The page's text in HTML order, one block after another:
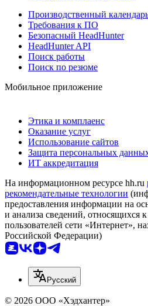
Производственный
Требования к ПО
Безопасный HeadHunter
HeadHunter API
Поиск работы
Поиск по резюме
Мобильное приложение
Этика и комплаенс
Оказание услуг
Использование сайтов
Защита персональных
ИТ аккредитация
На информационном ресурсе hh.ru
рекомендательные технологии
предоставления информации на
и анализа сведений, относящихся
пользователей сети «Интернет»,
Российской Федерации)
Русский
© 2026 ООО «Хэдхантер»